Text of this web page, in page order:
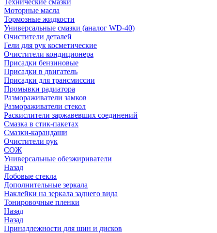
Технические смазки
Моторные масла
Тормозные жидкости
Универсальные смазки (аналог WD-40)
Очистители деталей
Гели для рук косметические
Очистители кондиционера
Присадки бензиновые
Присадки в двигатель
Присадки для трансмиссии
Промывки радиатора
Размораживатели замков
Размораживатели стекол
Раскислители заржавевших соединений
Смазка в стик-пакетах
Смазки-карандаши
Очистители рук
СОЖ
Универсальные обезжириватели
Назад
Лобовые стекла
Дополнительные зеркала
Наклейки на зеркала заднего вида
Тонировочные пленки
Назад
Назад
Принадлежности для шин и дисков